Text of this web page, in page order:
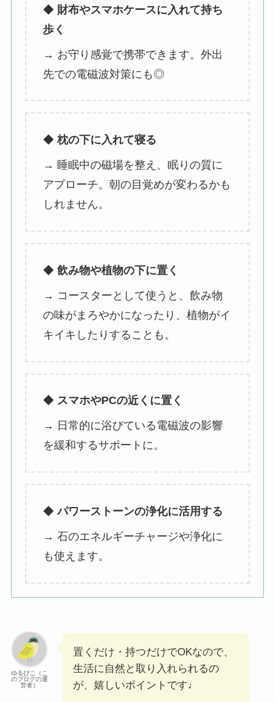
◆ 財布やスマホケースに入れて持ち
歩く
→ お守り感覚で携帯できます。外出
先での電磁波対策にも◎
◆枕の下に入れて寝る
→ 睡眠中の磁場を整え、眠りの質に
アプローチ。朝の目覚めが変わるかも
しれません。
◆飲み物や植物の下に置く
→ コースターとして使うと、飲み物
の味がまろやかになったり、植物がイ
キイキしたりすることも。
◆ スマホやPCの近くに置く
→ 日常的に浴びている電磁波の影響
を緩和するサポートに。
◆パワーストーンの浄化に活用する
→ 石のエネルギーチャージや浄化に
も使えます。
ゆるぴこ（こ
のブログの運
営者）
置くだけ・持つだけでOKなので、
生活に自然と取り入れられるの
が、嬉しいポイントです♩